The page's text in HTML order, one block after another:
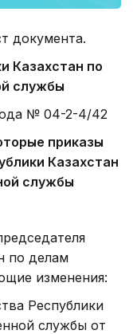
документа.
Казахстан по
службы
№ 04-2-4/42
приказы
Казахстан
службы
по делам
изменения:
Республики
службы от